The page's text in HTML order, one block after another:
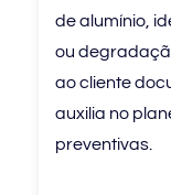
de alumínio,
ou
ao cliente
auxilia no
preventivas.